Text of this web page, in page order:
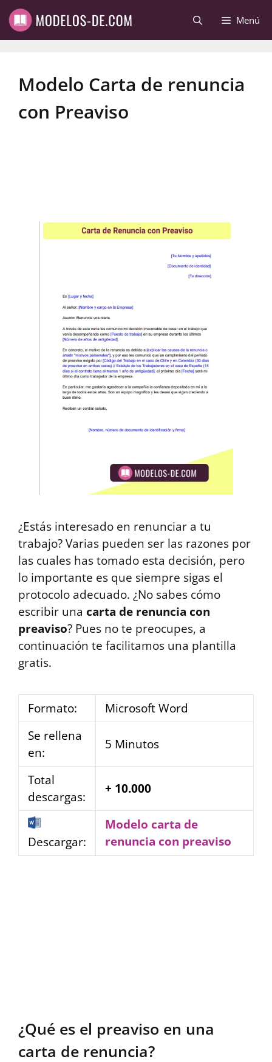
Saltar
al
contenido
Menú
Modelo Carta de renuncia
con Preaviso
¿Estás interesado en renunciar a tu
trabajo? Varias pueden ser las razones por
las cuales has tomado esta decisión, pero
lo importante es que siempre sigas el
protocolo adecuado. ¿No sabes cómo
escribir una carta de renuncia con
preaviso? Pues no te preocupes, a
continuación te facilitamos una plantilla
gratis.
Formato:
Microsoft Word
Se rellena
en:
5 Minutos
Total
descargas:
+ 10.000
Descargar:
Modelo carta de
renuncia con preaviso
¿Qué es el preaviso en una
carta de renuncia?